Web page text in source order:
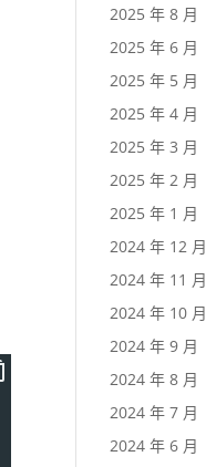
2025 年 8 月
2025 年 6 月
2025 年 5 月
2025 年 4 月
2025 年 3 月
2025 年 2 月
2025 年 1 月
2024 年 12 月
2024 年 11 月
2024 年 10 月
2024 年 9 月
2024 年 8 月
2024 年 7 月
2024 年 6 月